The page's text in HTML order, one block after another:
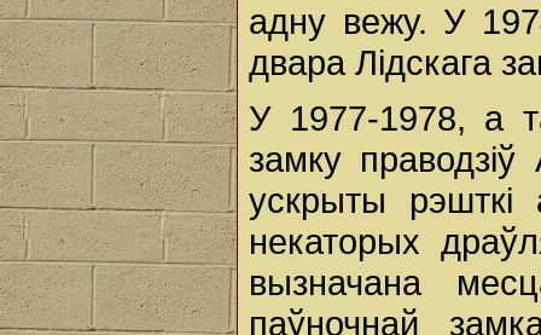
адну вежу. У
двара Лідскага
У 1977-1978, а
замку
ускрыты рэшткі
некаторых
вызначана
паўночнай